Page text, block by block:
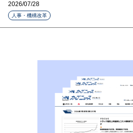
2026/07/28
人事・機構改革